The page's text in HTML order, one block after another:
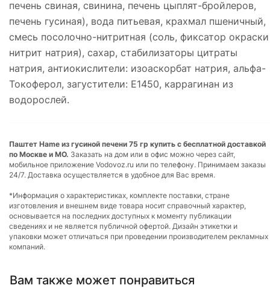
печень свиная, свинина, печень цыплят-бройлеров,
печень гусиная), вода питьевая, крахмал пшеничный,
смесь посолочно-нитритная (соль, фиксатор окраски
нитрит натрия), сахар, стабилизаторы цитраты
натрия, антиокислители: изоаскорбат натрия, альфа-
Токоферол, загустители: Е1450, каррагинан из
водорослей.
Паштет Hame из гусиной печени 75 гр купить с бесплатной доставкой
по Москве и МО. Заказать на дом или в офис можно через сайт,
мобильное приложение Vodovoz.ru или по телефону. Принимаем заказы
24/7. Доставка осуществляется в удобное для Вас время.
*Информация о характеристиках, комплекте поставки, стране
изготовления и внешнем виде товара носит справочный характер,
основывается на последних доступных к моменту публикации
сведениях и не является публичной офертой. Дизайн этикетки и
упаковки может отличаться при проведении производителем рекламных
компаний.
Вам также может понравиться